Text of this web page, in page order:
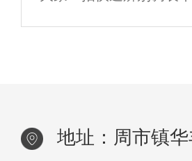
二手车市场上最靠谱的
地址：周市镇